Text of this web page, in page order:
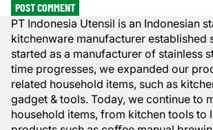
POST COMMENT
PT Indonesia Utensil is an Indonesian
kitchenware manufacturer established
started as a manufacturer of stainless
time progresses, we expanded our
related household items, such as
gadget & tools. Today, we continue to
household items, from kitchen tools to